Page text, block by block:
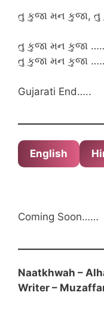
તુ કુજા મન કુજા,
તુ કુજા મન કુજા
તુ કુજા મન કુજા
Gujarati End…..
English
Coming Soon……
Naatkhwah –
Writer –